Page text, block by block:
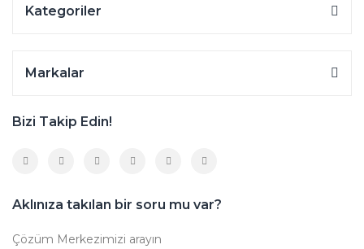
Kategoriler
Markalar
Bizi Takip Edin!
Aklınıza takılan bir soru mu var?
Çözüm Merkezimizi arayın